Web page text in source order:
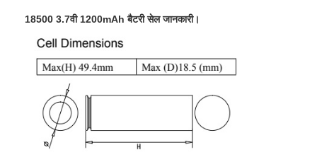
18500 3.7वी 1200mAh बैटरी सेल जानकारी।